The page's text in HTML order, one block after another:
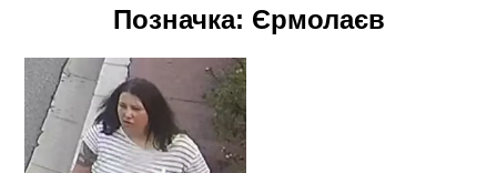
Позначка: Єрмолаєв